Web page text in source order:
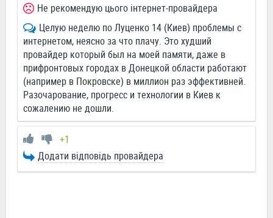
Не рекомендую цього інтернет-провайдера
Целую неделю по Луценко 14 (Киев) проблемы с
интернетом, неясно за что плачу. Это худший
провайдер который был на моей памяти, даже в
прифронтовых городах в Донецкой области работают
(например в Покровске) в миллион раз эффективней.
Разочарование, прогресс и технологии в Киев к
сожалению не дошли.
+1
Додати відповідь провайдера